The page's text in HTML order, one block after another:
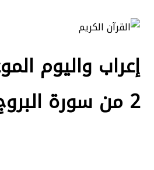
إعراب واليوم
2 من سورة البروج